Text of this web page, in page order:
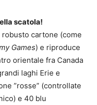
scatola!
robusto cartone (come
Games) e riproduce
orientale fra Canada
laghi Erie e
”rosse” (controllate
e 40 blu